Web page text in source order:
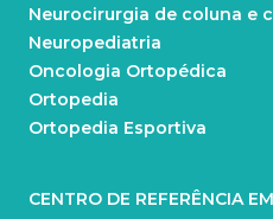
Neurocirurgia de coluna e
Neuropediatria
Oncologia Ortopédica
Ortopedia
Ortopedia Esportiva
CENTRO DE REFERÊNCIA